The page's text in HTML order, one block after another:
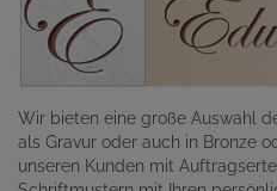
Wir bieten eine große Auswahl
als Gravur oder auch in Bronze
unseren Kunden mit